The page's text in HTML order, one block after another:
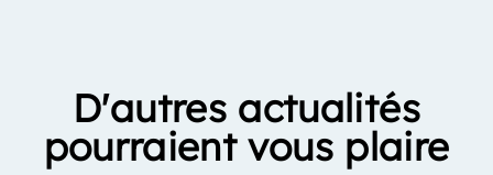
D'autres actualités
pourraient vous plaire